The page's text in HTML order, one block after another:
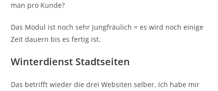
man pro Kunde?
Das Modul ist noch sehr jungfräulich = es wird noch einige
Zeit dauern bis es fertig ist.
Winterdienst Stadtseiten
Das betrifft wieder die drei Websiten selber. Ich habe mir